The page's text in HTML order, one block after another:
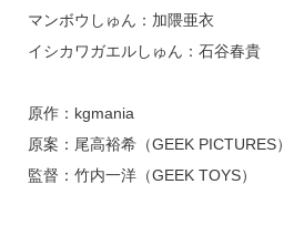
マンボウしゅん：加隈亜衣
イシカワガエルしゅん：石谷春貴
原作：kgmania
原案：尾高裕希（GEEK PICTURES）
監督：竹内一洋（GEEK TOYS）